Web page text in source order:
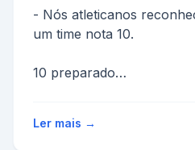
- Nós atleticanos
um time nota 10.
10 preparado
10 sajeitado
Ler mais →